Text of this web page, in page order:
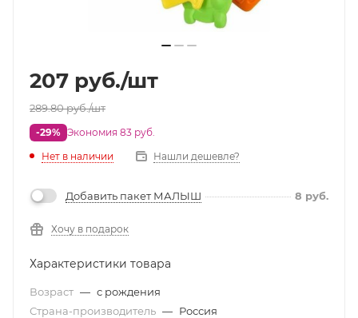
207 руб./шт
289.80руб./шт
-29% Экономия 83 руб.
Нет в наличии
Нашли дешевле?
Добавить пакет МАЛЫШ 8 руб.
Хочу в подарок
Характеристики товара
Возраст — с рождения
Страна-производитель — Россия